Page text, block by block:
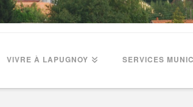
VIVRE À LAPUGNOY SERVICES